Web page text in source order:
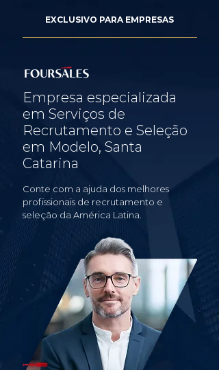
EXCLUSIVO PARA EMPRESAS
Empresa especializada
em Serviços de
Recrutamento e Seleção
em Modelo, Santa
Catarina
Conte com a ajuda dos melhores
profissionais de recrutamento e
seleção da América Latina.